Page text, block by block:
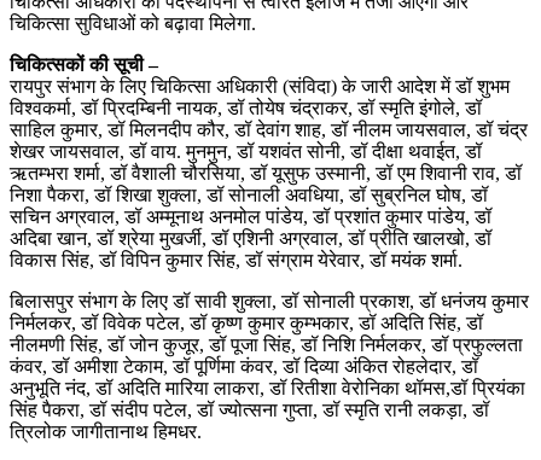
चिकित्सा सुविधाओं को बढ़ावा मिलेगा.
चिकित्सकों की सूची –
रायपुर संभाग के लिए चिकित्सा अधिकारी (संविदा) के जारी आदेश में डॉ शुभम
विश्वकर्मा, डॉ प्रिदम्बिनी नायक, डॉ तोयेष चंद्राकर, डॉ स्मृति इंगोले, डॉ
साहिल कुमार, डॉ मिलनदीप कौर, डॉ देवांग शाह, डॉ नीलम जायसवाल, डॉ चंद्र
शेखर जायसवाल, डॉ वाय. मुनमुन, डॉ यशवंत सोनी, डॉ दीक्षा थवाईत, डॉ
ऋतम्भरा शर्मा, डॉ वैशाली चौरसिया, डॉ यूसुफ उस्मानी, डॉ एम शिवानी राव, डॉ
निशा पैकरा, डॉ शिखा शुक्ला, डॉ सोनाली अवधिया, डॉ सुब्रनिल घोष, डॉ
सचिन अग्रवाल, डॉ अम्मूनाथ अनमोल पांडेय, डॉ प्रशांत कुमार पांडेय, डॉ
अदिबा खान, डॉ श्रेया मुखर्जी, डॉ एशिनी अग्रवाल, डॉ प्रीति खालखो, डॉ
विकास सिंह, डॉ विपिन कुमार सिंह, डॉ संग्राम येरेवार, डॉ मयंक शर्मा.
बिलासपुर संभाग के लिए डॉ सावी शुक्ला, डॉ सोनाली प्रकाश, डॉ धनंजय कुमार
निर्मलकर, डॉ विवेक पटेल, डॉ कृष्ण कुमार कुम्भकार, डॉ अदिति सिंह, डॉ
नीलमणी सिंह, डॉ जोन कुजूर, डॉ पूजा सिंह, डॉ निशि निर्मलकर, डॉ प्रफुल्लता
कंवर, डॉ अमीशा टेकाम, डॉ पूर्णिमा कंवर, डॉ दिव्या अंकित रोहलेदार, डॉ
अनुभूति नंद, डॉ अदिति मारिया लाकरा, डॉ रितीशा वेरोनिका थॉमस,डॉ प्रियंका
सिंह पैकरा, डॉ संदीप पटेल, डॉ ज्योत्सना गुप्ता, डॉ स्मृति रानी लकड़ा, डॉ
त्रिलोक जागीतानाथ हिमधर.